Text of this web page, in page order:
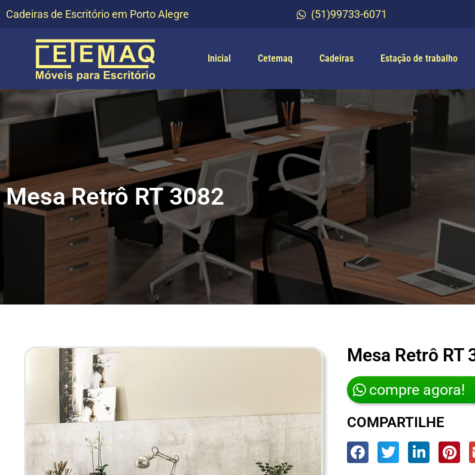
Cadeiras de Escritório em Porto Alegre (51)99733-6071
Inicial Cetemaq Cadeiras Estação de trabalho
Mesa Retrô RT 3082
Mesa Retrô RT
compre agora!
COMPARTILHE